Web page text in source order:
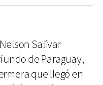
Salívar
de Paraguay,
que llegó en